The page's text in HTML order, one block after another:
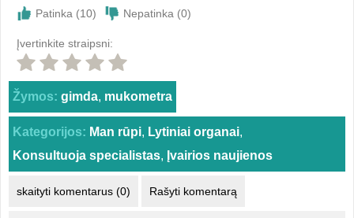
Patinka (10) Nepatinka (0)
Įvertinkite straipsni:
Žymos: gimda, mukometra
Kategorijos: Man rūpi, Lytiniai organai,
Konsultuoja specialistas, Įvairios naujienos
skaityti komentarus (0) Rašyti komentarą